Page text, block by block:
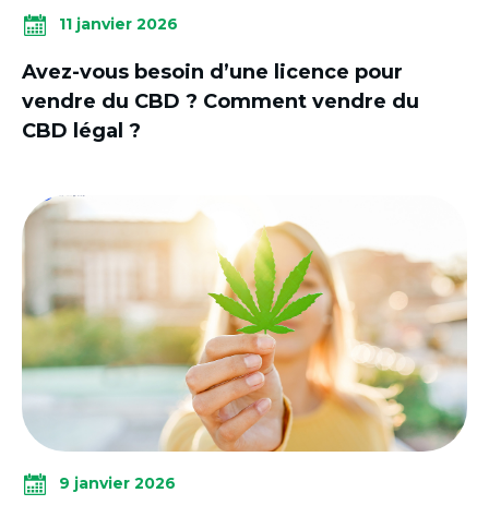
11 janvier 2026
Avez-vous besoin d’une licence pour
vendre du CBD ? Comment vendre du
CBD légal ?
9 janvier 2026